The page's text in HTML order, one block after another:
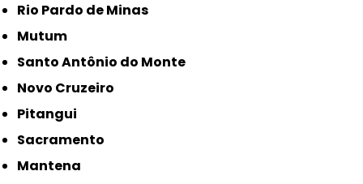
Rio Pardo de Minas
Mutum
Santo Antônio do Monte
Novo Cruzeiro
Pitangui
Sacramento
Mantena